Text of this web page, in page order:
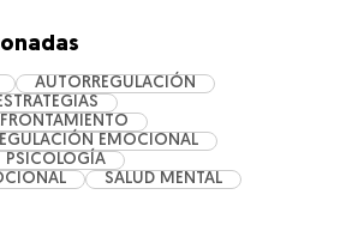
AUTORREGULACIÓN
EMOCIONAL
PSICOLOGÍA
SALUD MENTAL